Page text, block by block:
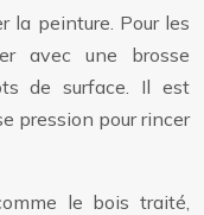
la peinture. Pour les
avec une brosse
de surface. Il est
pression pour rincer
le bois traité,